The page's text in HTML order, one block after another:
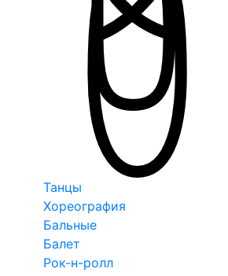
Танцы
Хореография
Бальные
Балет
Рок-н-ролл